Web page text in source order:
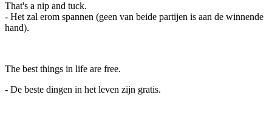
That's a nip and tuck.
- Het zal erom spannen (geen van beide partijen is aan de winnende
hand).
The best things in life are free.
- De beste dingen in het leven zijn gratis.